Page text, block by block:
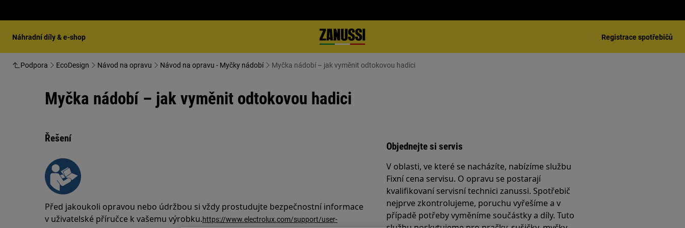
Náhradní díly & e-shop Registrace spotřebičů
Podpora EcoDesign Návod na opravu Návod na opravu - Myčky nádobí Myčka nádobí – jak vyměnit odtokovou hadici
Myčka nádobí – jak vyměnit odtokovou hadici
Řešení
Před jakoukoli opravou nebo údržbou si vždy prostudujte bezpečnostní informace
v uživatelské příručce k vašemu výrobku.https://www.electrolux.com/support/user-
Objednejte si servis
V oblasti, ve které se nacházíte, nabízíme službu
Fixní cena servisu. O opravu se postarají
kvalifikovaní servisní technici zanussi. Spotřebič
nejprve zkontrolujeme, poruchu vyřešíme a v
případě potřeby vyměníme součástky a díly. Tuto